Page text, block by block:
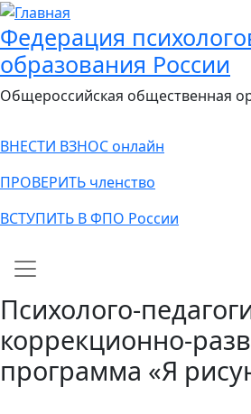
Федерация
образования России
Общероссийская общественная
ВНЕСТИ ВЗНОС онлайн
ПРОВЕРИТЬ членство
ВСТУПИТЬ В ФПО России
Main navigation
Психолого-
коррекционно-
программа «Я